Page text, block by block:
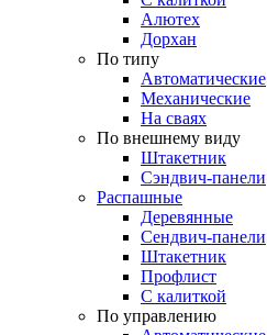
Алютех
Дорхан
По типу
Автоматические
Механические
На сваях
По внешнему виду
Штакетник
Сэндвич-панели
Распашные
Деревянные
Сендвич-панели
Штакетник
Профлист
С калиткой
По управлению